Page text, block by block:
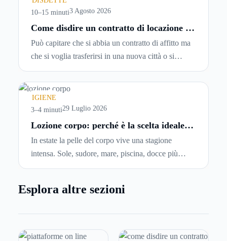
entrando.
10–15 minuti3 Agosto 2026
Come disdire un contratto di locazione in
modo corretto ed efficace
Può capitare che si abbia un contratto di affitto ma
che si voglia trasferirsi in una nuova città o si
abbiano problemi a pagare il canone, per cui si
comincia a cercare un’altra abitazione: è legittimo
chiedersi se è possibile
locazioneprima che scada. In questa guida
capiremo come inviare la disdetta per un contratto
IGIENE
3–4 minuti29 Luglio 2026
Lozione corpo: perché è la scelta ideale
In estate la pelle del corpo vive una stagione
intensa. Sole, sudore, mare, piscina, docce più
frequenti e aria condizionata possono renderla
meno confortevole. Eppure, proprio nei mesi caldi,
o difficili da assorbire.
Esplora altre sezioni